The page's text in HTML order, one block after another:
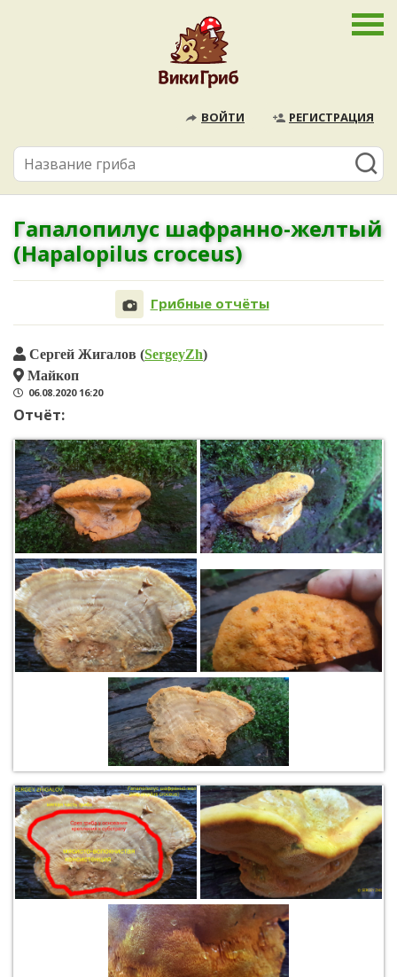
ВОЙТИ РЕГИСТРАЦИЯ
Гапалопилус шафранно-желтый
(Hapalopilus croceus)
Грибные отчёты
Сергей Жигалов (SergeyZh)
Майкоп
06.08.2020 16:20
Отчёт: